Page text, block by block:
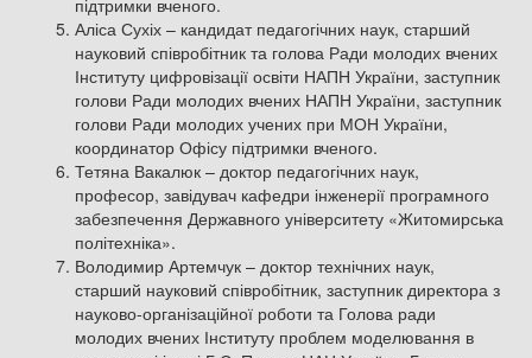
підтримки вченого.
Аліса Сухіх – кандидат педагогічних наук, старший
науковий співробітник та голова Ради молодих вчених
Інституту цифровізації освіти НАПН України, заступник
голови Ради молодих вчених НАПН України, заступник
голови Ради молодих учених при МОН України,
координатор Офісу підтримки вченого.
Тетяна Вакалюк – доктор педагогічних наук,
професор, завідувач кафедри інженерії програмного
забезпечення Державного університету «Житомирська
політехніка».
Володимир Артемчук – доктор технічних наук,
старший науковий співробітник, заступник директора з
науково-організаційної роботи та Голова ради
молодих вчених Інституту проблем моделювання в